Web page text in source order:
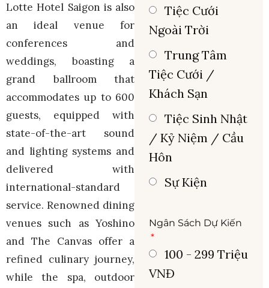
Lotte Hotel Saigon is also
an ideal venue for
conferences and
weddings, boasting a
grand ballroom that
accommodates up to 600
guests, equipped with
state-of-the-art sound
and lighting systems and
delivered with
international-standard
service. Renowned dining
venues such as Yoshino
and The Canvas offer a
refined culinary journey,
while the spa, outdoor
Tiệc Cưới
Ngoài Trời
Trung Tâm
Tiệc Cưới /
Khách Sạn
Tiệc Sinh Nhật
/ Kỷ Niệm / Cầu
Hôn
Sự Kiện
Ngân Sách Dự Kiến
100 - 299 Triệu
VNĐ